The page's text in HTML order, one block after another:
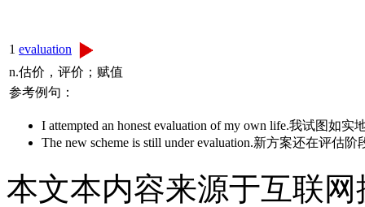
1 evaluation
n.估价，评价；赋值
参考例句：
I attempted an honest evaluation of my own life.我试图如
The new scheme is still under evaluation.新方案还在评估阶
本文本内容来源于互联